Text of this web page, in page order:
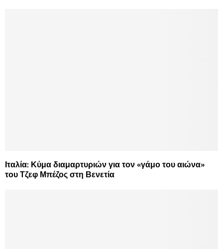
Ιταλία: Κύμα διαμαρτυριών για τον «γάμο του αιώνα»
του Τζεφ Μπέζος στη Βενετία